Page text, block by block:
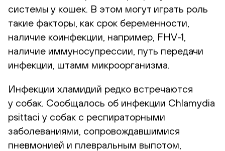
системы у кошек. В этом могут играть роль
такие факторы, как срок беременности,
наличие коинфекции, например, FHV-1
наличие иммуносупрессии, путь передачи
инфекции, штамм микроорганизма.
Инфекции хламидий редко встречаются
у собак. Сообщалось об инфекции Chlamydia
psittaci у собак с респираторными
заболеваниями, сопровождавшимися
пневмонией и плевральным выпотом,